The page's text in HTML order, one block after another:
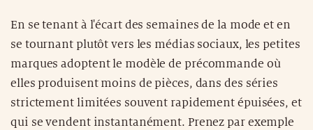
En se tenant à l'écart des semaines de la mode et en
se tournant plutôt vers les médias sociaux, les petites
marques adoptent le modèle de précommande où
elles produisent moins de pièces, dans des séries
strictement limitées souvent rapidement épuisées, et
qui se vendent instantanément. Prenez par exemple